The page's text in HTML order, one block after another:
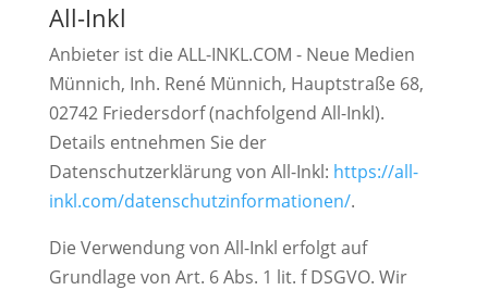
All-Inkl
Anbieter ist die ALL-INKL.COM - Neue Medien
Münnich, Inh. René Münnich, Hauptstraße 68,
02742 Friedersdorf (nachfolgend All-Inkl).
Details entnehmen Sie der
Datenschutzerklärung von All-Inkl: https://all-
inkl.com/datenschutzinformationen/.
Die Verwendung von All-Inkl erfolgt auf
Grundlage von Art. 6 Abs. 1 lit. f DSGVO. Wir